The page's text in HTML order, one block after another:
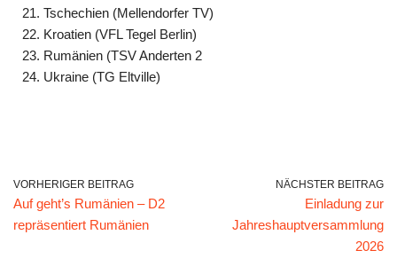
21. Tschechien (Mellendorfer TV)
22. Kroatien (VFL Tegel Berlin)
23. Rumänien (TSV Anderten 2
24. Ukraine (TG Eltville)
VORHERIGER BEITRAG
Auf geht’s Rumänien – D2
repräsentiert Rumänien
NÄCHSTER BEITRAG
Einladung zur
Jahreshauptversammlung
2026